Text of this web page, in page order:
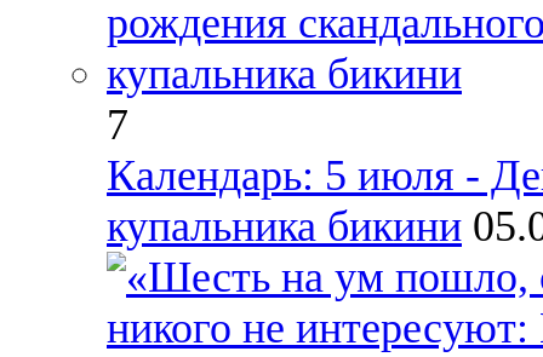
7
Календарь: 5 июля -
купальника бикини